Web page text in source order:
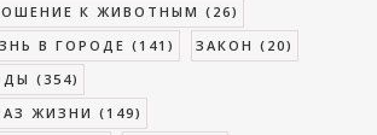
К ЖИВОТНЫМ (26)
В ГОРОДЕ (141) ЗАКОН (20)
(354)
ЖИЗНИ (149)